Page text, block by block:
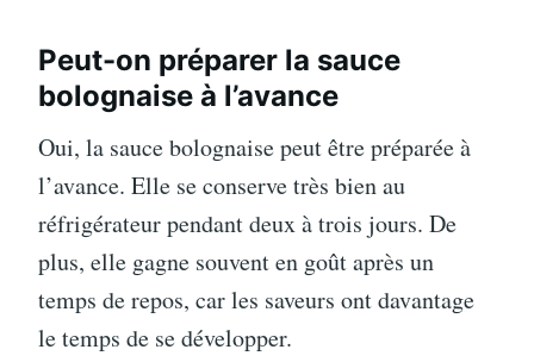
Peut-on préparer la sauce
bolognaise à l’avance
Oui, la sauce bolognaise peut être préparée à
l’avance. Elle se conserve très bien au
réfrigérateur pendant deux à trois jours. De
plus, elle gagne souvent en goût après un
temps de repos, car les saveurs ont davantage
le temps de se développer.